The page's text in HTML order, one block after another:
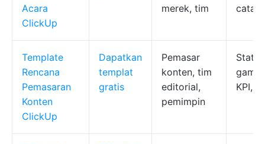
Acara
ClickUp
merek, tim
Template
Rencana
Pemasaran
Konten
ClickUp
Dapatkan
templat
gratis
Pemasar
konten, tim
editorial,
pemimpin
KPI,